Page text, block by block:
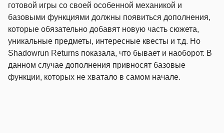
готовой игры со своей особенной механикой и
базовыми функциями должны появиться дополнения,
которые обязательно добавят новую часть сюжета,
уникальные предметы, интересные квесты и т.д. Но
Shadowrun Returns показала, что бывает и наоборот. В
данном случае дополнения привносят базовые
функции, которых не хватало в самом начале.